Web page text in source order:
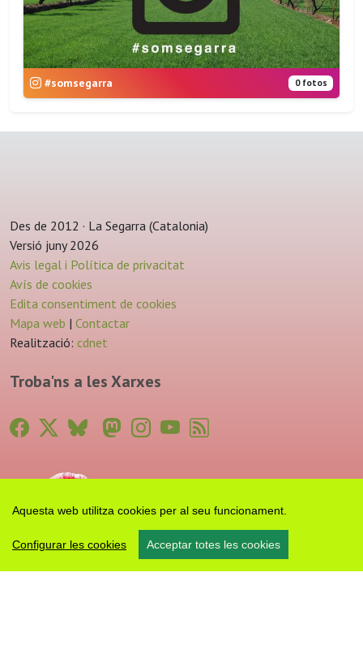
Aquesta web utilitza cookies per al seu funcionament.
Configurar les cookies Acceptar totes les cookies
#somsegarra 0 fotos
Des de 2012 · La Segarra (Catalonia)
Versió juny 2026
Avis legal i Política de privacitat
Avís de cookies
Edita consentiment de cookies
Mapa web | Contactar
Realització: cdnet
Troba'ns a les Xarxes